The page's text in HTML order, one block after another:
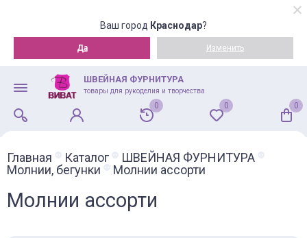
Ваш город Краснодар?
Да Изменить
ШВЕЙНАЯ ФУРНИТУРА
товары для рукоделия и творчества
0 0 0
Главная Каталог
ШВЕЙНАЯ ФУРНИТУРА
Молнии, бегунки
Молнии ассорти
Молнии ассорти